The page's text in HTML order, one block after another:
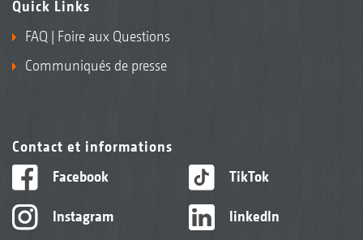
Quick Links
FAQ | Foire aux Questions
Communiqués de presse
Contact et informations
Facebook
Instagram
TikTok
linkedIn